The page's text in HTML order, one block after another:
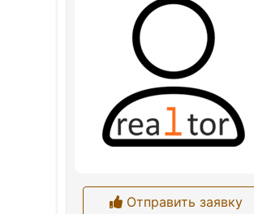
Отправить заявку